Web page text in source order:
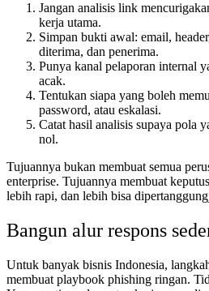
Jangan analisis link
kerja utama.
Simpan bukti awal: email,
diterima, dan penerima.
Punya kanal pelaporan internal
acak.
Tentukan siapa yang boleh
password, atau eskalasi.
Catat hasil analisis supaya pola
nol.
Tujuannya bukan membuat semua
enterprise. Tujuannya membuat
lebih rapi, dan lebih bisa
Bangun alur respons
Untuk banyak bisnis Indonesia,
membuat playbook phishing ringan.